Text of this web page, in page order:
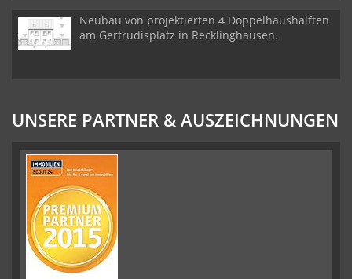
Neubau von projektierten 4 Doppelhaushälften
am Gertrudisplatz in Recklinghausen.
UNSERE PARTNER & AUSZEICHNUNGEN